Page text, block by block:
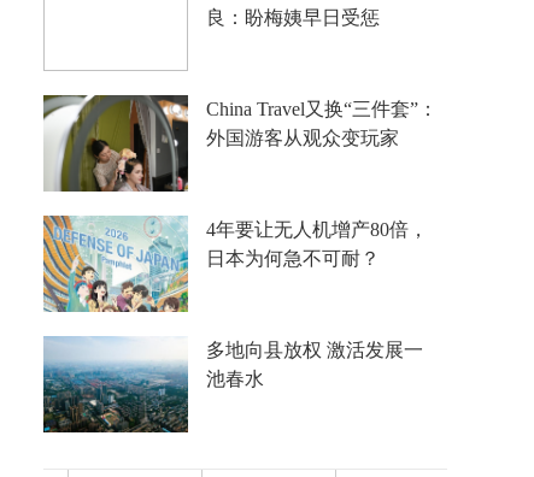
良：盼梅姨早日受惩
China Travel又换“三件套”：
外国游客从观众变玩家
4年要让无人机增产80倍，
日本为何急不可耐？
多地向县放权 激活发展一
池春水